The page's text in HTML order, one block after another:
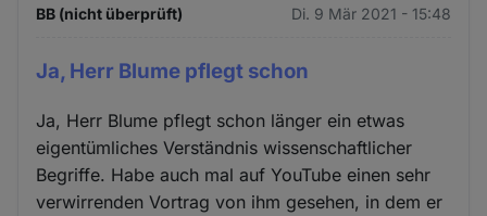
BB (nicht überprüft) Di. 9 Mär 2021 - 15:48
Ja, Herr Blume pflegt schon
Ja, Herr Blume pflegt schon länger ein etwas
eigentümliches Verständnis wissenschaftlicher
Begriffe. Habe auch mal auf YouTube einen sehr
verwirrenden Vortrag von ihm gesehen, in dem er